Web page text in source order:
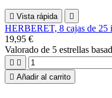
 Vista rápida 
HERBERET, 8 cajas de 25
19,95 €
Valorado de 5 estrellas
 
 Añadir al carrito